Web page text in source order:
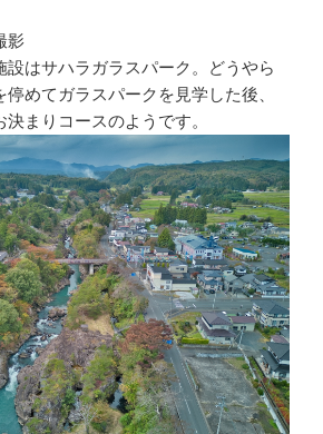
影
設はサハラガラスパーク。どうやら
めてガラスパークを見学した後、
まりコースのようです。